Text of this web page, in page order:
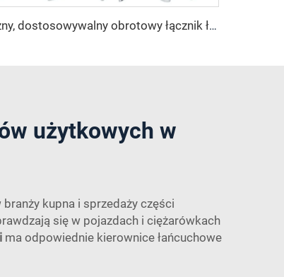
Fabryczny, dostosowywalny obrotowy łącznik łańcucha kotwicznego z nierdzewnej stali 316 do akcesoriów marynarskich
użytkowych w
kupna i sprzedaży części
się w pojazdach i ciężarówkach
ma odpowiednie kierownice łańcuchowe